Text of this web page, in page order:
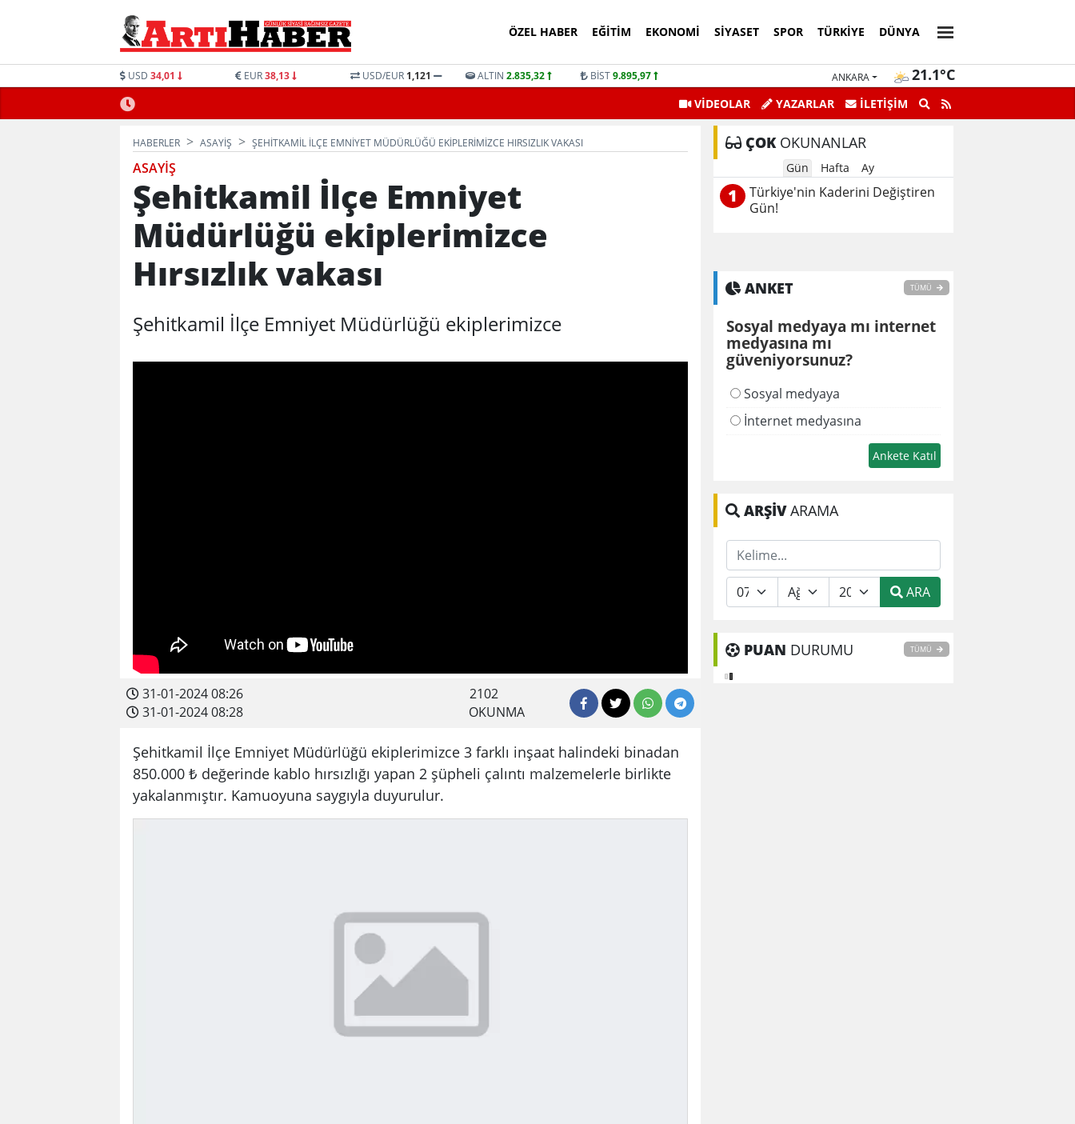
ÖZEL HABER EĞITIM EKONOMI SIYASET SPOR TÜRKIYE DÜNYA
USD 34,01 EUR38,13 USD/EUR 1,121 ALTIN 2.835,32 BİST9.895,97 ANKARA 21.1°C
VİDEOLAR YAZARLAR İLETİŞİM
HABERLER ASAYIŞ ŞEHITKAMIL İLÇE EMNIYET MÜDÜRLÜĞÜ EKIPLERIMIZCE HIRSIZLIK VAKASI
ASAYIŞ
Şehitkamil İlçe Emniyet
Müdürlüğü ekiplerimizce
Hırsızlık vakası
Şehitkamil İlçe Emniyet Müdürlüğü ekiplerimizce
31-01-2024 08:26
31-01-2024 08:28
2102
OKUNMA
Şehitkamil İlçe Emniyet Müdürlüğü ekiplerimizce 3 farklı inşaat halindeki binadan
850.000 ₺ değerinde kablo hırsızlığı yapan 2 şüpheli çalıntı malzemelerle birlikte
yakalanmıştır. Kamuoyuna saygıyla duyurulur.
ÇOKOKUNANLAR
Gün Hafta Ay
1
Türkiye'nin Kaderini Değiştiren
Gün!
ANKET TÜMÜ
Sosyal medyaya mı internet
medyasına mı
güveniyorsunuz?
Sosyal medyaya
İnternet medyasına
ARŞİVARAMA
ARA
PUAN DURUMU TÜMÜ